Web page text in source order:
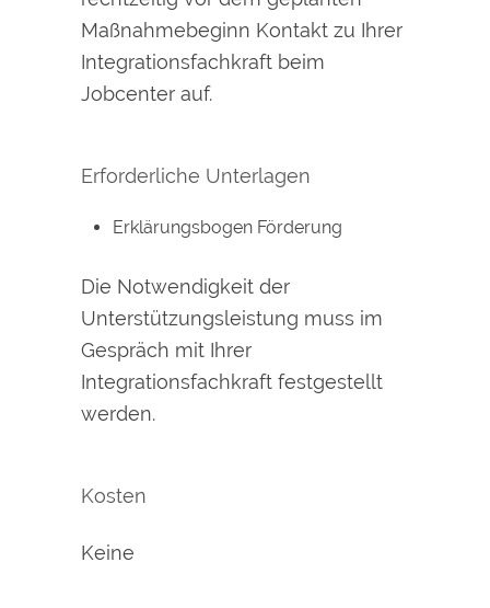
Maßnahmebeginn Kontakt zu Ihrer
Integrationsfachkraft beim
Jobcenter auf.
Erforderliche Unterlagen
Erklärungsbogen Förderung
Die Notwendigkeit der
Unterstützungsleistung muss im
Gespräch mit Ihrer
Integrationsfachkraft festgestellt
werden.
Kosten
Keine